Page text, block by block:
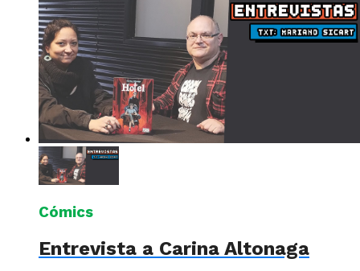
Cómics
Entrevista a Carina Altonaga